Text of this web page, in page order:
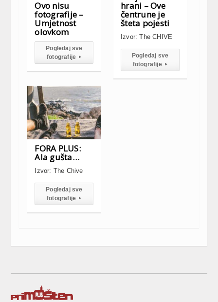
Ovo nisu
fotografije –
Umjetnost
olovkom
Pogledaj sve
fotografije▸
hrani – Ove
čentrune je
šteta pojesti
Izvor: The CHIVE
Pogledaj sve
fotografije▸
FORA PLUS:
Ala gušta…
Izvor: The Chive
Pogledaj sve
fotografije▸